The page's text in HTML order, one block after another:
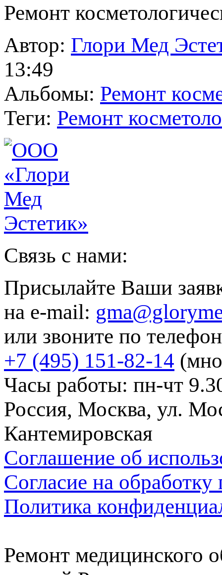
Ремонт
Автор: Глори Мед
13:49
Альбомы: Ремонт
Теги: Ремонт
Связь с нами:
Присылайте Ваши
на e-mail:
или звоните по
+7 (495) 151-82-14
Часы работы: пн-чт
Россия, Москва, ул.
Кантемировская
Соглашение об
Согласие на
Политика
Ремонт медицинского